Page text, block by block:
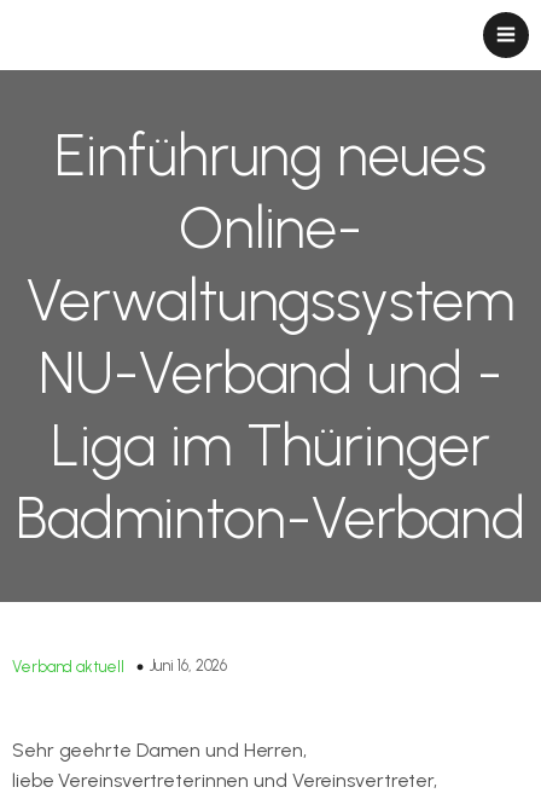
Einführung neues
Online-
Verwaltungssystem
NU-Verband und -
Liga im Thüringer
Badminton-Verband
Verband aktuell Juni 16, 2026
Sehr geehrte Damen und Herren,
liebe Vereinsvertreterinnen und Vereinsvertreter,